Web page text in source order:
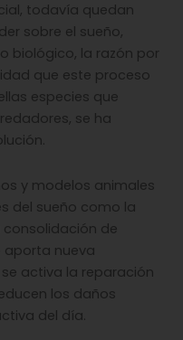
todavía quedan
sobre el sueño,
biológico, la razón por
que este proceso
especies que
se ha
y modelos animales
del sueño como la
de
aporta nueva
activa la reparación
los daños
del día.